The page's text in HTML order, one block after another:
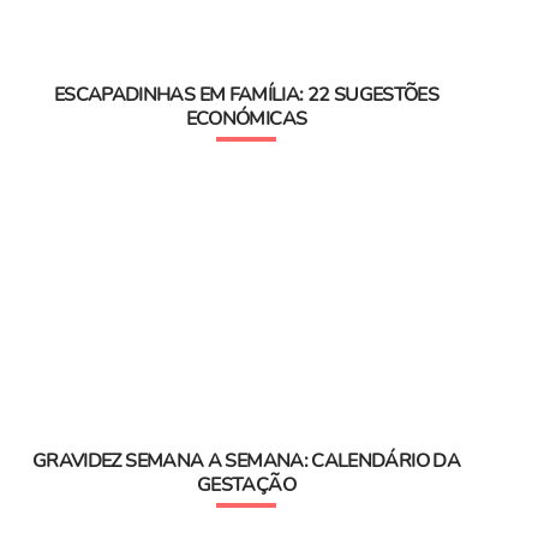
ESCAPADINHAS EM FAMÍLIA: 22 SUGESTÕES
ECONÓMICAS
GRAVIDEZ SEMANA A SEMANA: CALENDÁRIO DA
GESTAÇÃO